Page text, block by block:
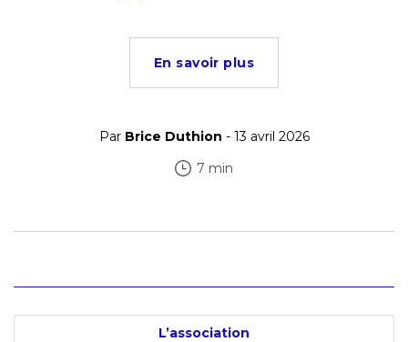
En savoir plus
Par Brice Duthion - 13 avril 2026
7 min
L’association